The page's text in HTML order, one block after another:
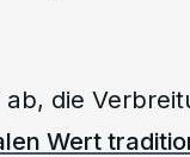
die
Wert